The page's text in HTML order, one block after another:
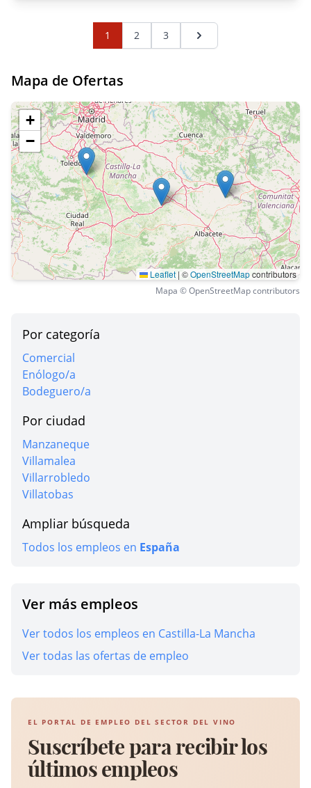
1 2 3 Página siguiente
Mapa de Ofertas
+
−
Leaflet | ©OpenStreetMapcontributors
Mapa © OpenStreetMap contributors
Por categoría
Comercial
Enólogo/a
Bodeguero/a
Por ciudad
Manzaneque
Villamalea
Villarrobledo
Villatobas
Ampliar búsqueda
Todos los empleos en España
Ver más empleos
Ver todos los empleos en Castilla-La Mancha
Ver todas las ofertas de empleo
EL PORTAL DE EMPLEO DEL SECTOR DEL VINO
Suscríbete para recibir los
últimos empleos